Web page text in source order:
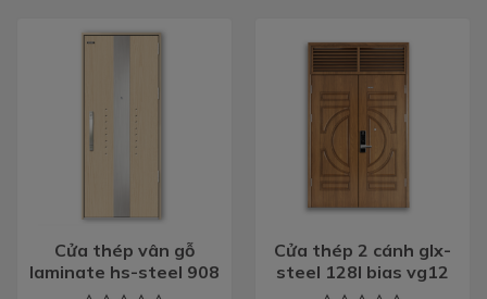
0
5
5
sao
Cửa thép vân gỗ
laminate hs-steel 908
Cửa thép 2 cánh glx-
steel 128l bias vg12